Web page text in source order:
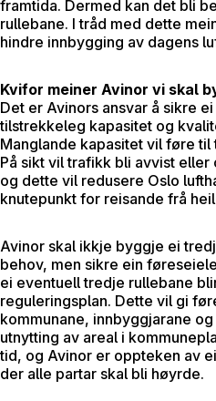
framtida. Dermed kan det bli
rullebane. I tråd med dette
hindre innbygging av dagens
Kvifor meiner Avinor vi skal
Det er Avinors ansvar å sikre
tilstrekkeleg kapasitet og
Manglande kapasitet vil føre
På sikt vil trafikk bli avvist
og dette vil redusere Oslo
knutepunkt for reisande frå
Avinor skal ikkje byggje ei
behov, men sikre ein
ei eventuell tredje rullebane
reguleringsplan. Dette vil gi
kommunane, innbyggjarane
utnytting av areal i
tid, og Avinor er oppteken av
der alle partar skal bli høyrde.